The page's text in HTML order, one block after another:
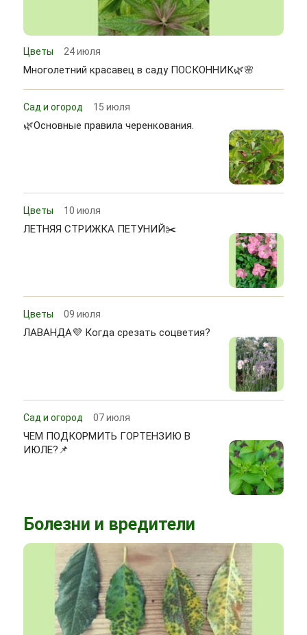
Цветы 24 июля
Многолетний красавец в саду ПОСКОННИК🌿🌸
Сад и огород 15 июля
🌿Основные правила черенкования.
Цветы 10 июля
ЛЕТНЯЯ СТРИЖКА ПЕТУНИЙ✂️
Цветы 09 июля
ЛАВАНДА💜 Когда срезать соцветия?
Сад и огород 07 июля
ЧЕМ ПОДКОРМИТЬ ГОРТЕНЗИЮ В
ИЮЛЕ?📌
Болезни и вредители